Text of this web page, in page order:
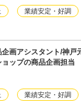
業績安定・好調
企画アシスタント/神
ップの商品企画担当
業績安定・好調